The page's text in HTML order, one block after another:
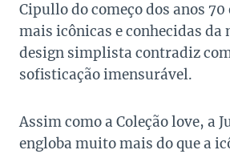
Cipullo do começo dos anos 70
mais icônicas e conhecidas da
design simplista contradiz
sofisticação imensurável.
Assim como a Coleção love, a
engloba muito mais do que a